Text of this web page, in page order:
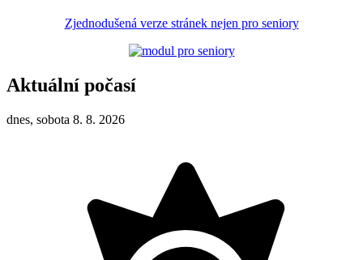
Zjednodušená verze stránek nejen pro seniory
Aktuální počasí
dnes, sobota 8. 8. 2026